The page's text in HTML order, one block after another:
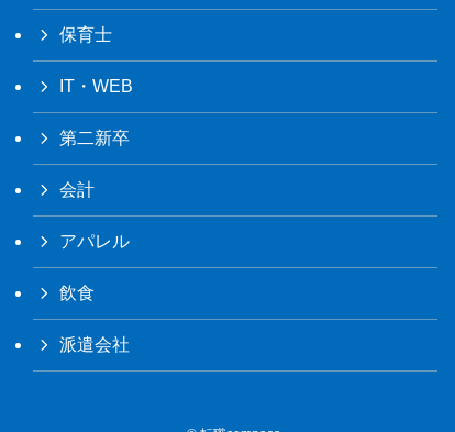
保育士
IT・WEB
第二新卒
会計
アパレル
飲食
派遣会社